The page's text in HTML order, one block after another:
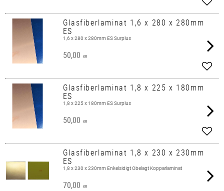
Glasfiberlaminat 1,6 x 280 x 280mm
ES
1,6 x 280 x 280mm ES Surplus
50,00 KR
Glasfiberlaminat 1,8 x 225 x 180mm
ES
1,8 x 225 x 180mm ES Surplus
50,00 KR
Glasfiberlaminat 1,8 x 230 x 230mm
ES
1,8 x 230 x 230mm Enkelsidigt Obelagt Kopparlaminat
70,00 KR